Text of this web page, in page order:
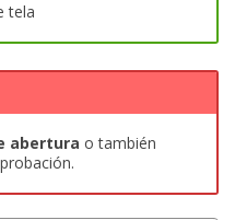
tela
abertura o también